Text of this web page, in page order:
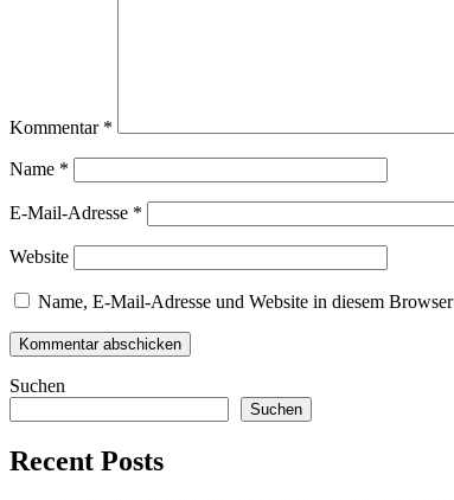
Kommentar *
Name *
E-Mail-Adresse *
Website
Name, E-Mail-Adresse und Website in diesem
Suchen
Suchen
Recent Posts